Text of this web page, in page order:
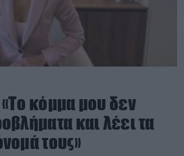
κόμμα μου δεν
και λέει τα
τους»